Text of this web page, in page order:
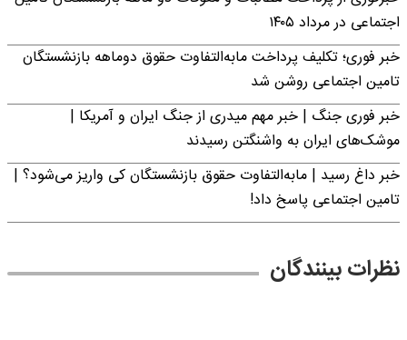
اجتماعی در مرداد ۱۴۰۵
خبر فوری؛ تکلیف پرداخت مابه‌التفاوت حقوق دوماهه بازنشستگان
تامین اجتماعی روشن شد
خبر فوری جنگ | خبر مهم میدری از جنگ ایران و آمریکا |
موشک‌های ایران به واشنگتن رسیدند
خبر داغ رسید | مابه‌التفاوت حقوق بازنشستگان کی واریز می‌شود؟ |
تامین اجتماعی پاسخ داد!
نظرات بینندگان